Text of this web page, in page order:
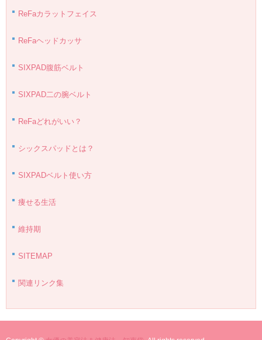
ReFaカラットフェイス
ReFaヘッドカッサ
SIXPAD腹筋ベルト
SIXPAD二の腕ベルト
ReFaどれがいい？
シックスパッドとは？
SIXPADベルト使い方
痩せる生活
維持期
SITEMAP
関連リンク集